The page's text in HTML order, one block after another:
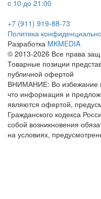
c 10 до 21:00
+7 (911) 919-88-73
Политика
Разработка MKMEDIA
© 2013-2026 Все права
Товарные позиции
публичной офертой
ВНИМАНИЕ: Во избежание
что информация и
являются офертой,
Гражданского кодекса
собой возникновения
на условиях,